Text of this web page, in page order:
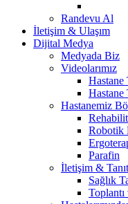
Randevu Al
İletişim & Ulaşım
Dijital Medya
Medyada Biz
Videolarımız
Hastane
Hastane
Hastanemiz
Robotik
Parafin
İletişim &
Sağlık